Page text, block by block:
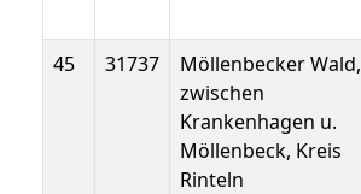
45
31737
Möllenbecker Wald,
zwischen
Krankenhagen u.
Möllenbeck, Kreis
Rinteln